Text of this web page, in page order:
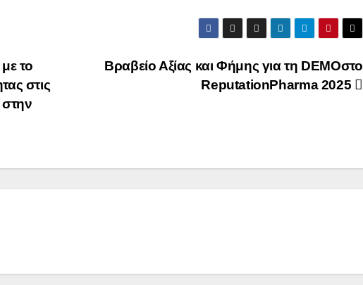
Βραβείο Αξίας και Φήμης για τη DEMOστο
ReputationPharma 2025
το
στις
στην